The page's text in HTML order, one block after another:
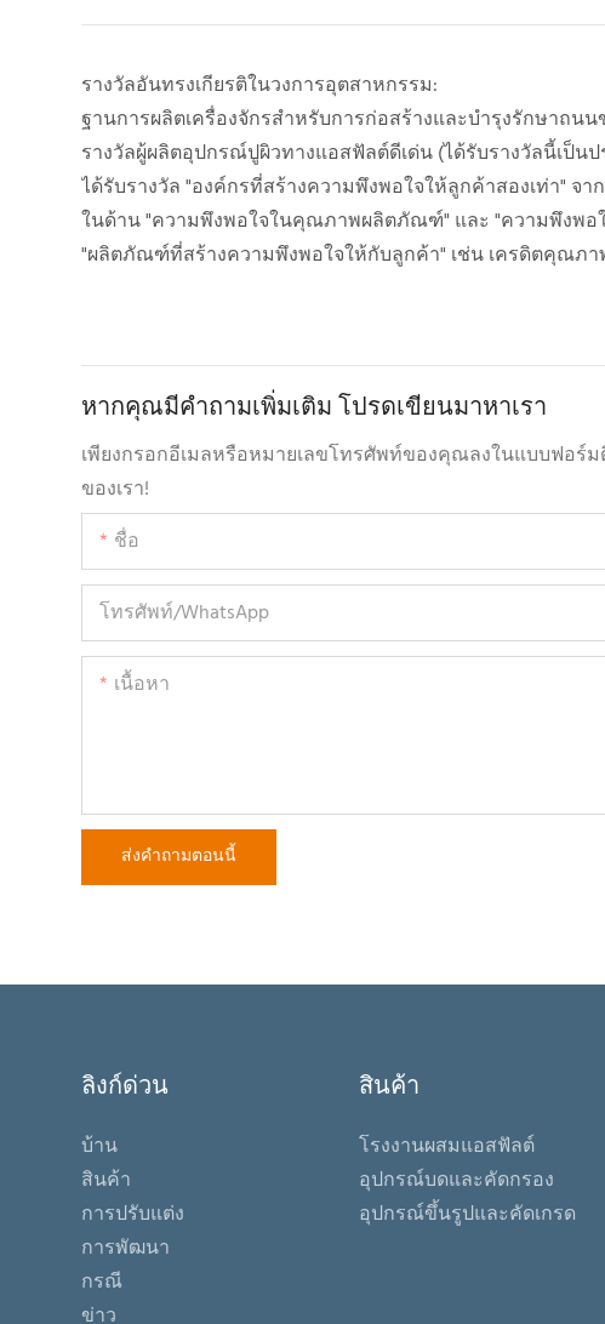
รางวัลอันทรงเกียรติในวงการอุตสาหกรรม:
ฐานการผลิตเครื่องจักรสำหรับการก่อสร้างและบำรุงรักษาถนน
รางวัลผู้ผลิตอุปกรณ์ปูผิวทางแอสฟัลต์ดีเด่น (ได้รับรางวัลนี้เป็นป
ได้รับรางวัล "องค์กรที่สร้างความพึงพอใจให้ลูกค้าสองเท่า"
ในด้าน "ความพึงพอใจในคุณภาพผลิตภัณฑ์" และ "ความพึงพอใ
"ผลิตภัณฑ์ที่สร้างความพึงพอใจให้กับลูกค้า" เช่น เครดิตคุณภา
หากคุณมีคำถามเพิ่มเติม โปรดเขียนมาหาเรา
เพียงกรอกอีเมลหรือหมายเลขโทรศัพท์ของคุณลงในแบบฟอร์
ของเรา!
ชื่อ
โทรศัพท์/WhatsApp
เนื้อหา
ส่งคำถามตอนนี้
ลิงก์ด่วน
บ้าน
สินค้า
การปรับแต่ง
การพัฒนา
กรณี
ข่าว
สินค้า
โรงงานผสมแอสฟัลต์
อุปกรณ์บดและคัดกรอง
อุปกรณ์ขึ้นรูปและคัดเกรด